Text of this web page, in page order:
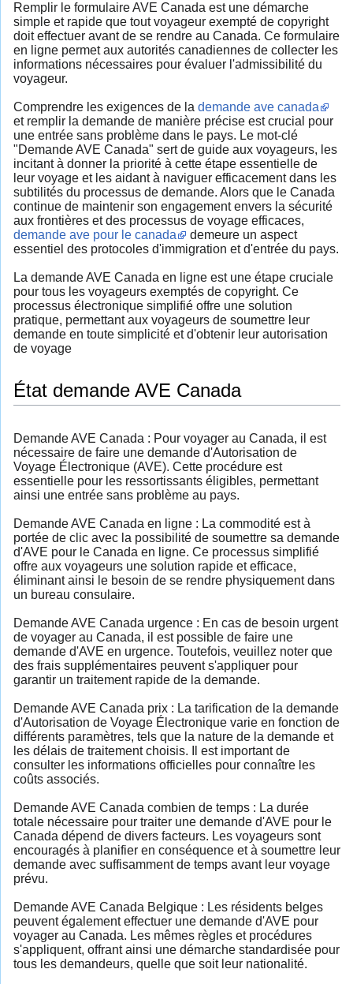
Remplir le formulaire AVE Canada est une démarche
simple et rapide que tout voyageur exempté de copyright
doit effectuer avant de se rendre au Canada. Ce formulaire
en ligne permet aux autorités canadiennes de collecter les
informations nécessaires pour évaluer l'admissibilité du
voyageur.
Comprendre les exigences de la demande ave canada
et remplir la demande de manière précise est crucial pour
une entrée sans problème dans le pays. Le mot-clé
"Demande AVE Canada" sert de guide aux voyageurs, les
incitant à donner la priorité à cette étape essentielle de
leur voyage et les aidant à naviguer efficacement dans les
subtilités du processus de demande. Alors que le Canada
continue de maintenir son engagement envers la sécurité
aux frontières et des processus de voyage efficaces,
demande ave pour le canada
demeure un aspect
essentiel des protocoles d'immigration et d'entrée du pays.
La demande AVE Canada en ligne est une étape cruciale
pour tous les voyageurs exemptés de copyright. Ce
processus électronique simplifié offre une solution
pratique, permettant aux voyageurs de soumettre leur
demande en toute simplicité et d'obtenir leur autorisation
de voyage
État demande AVE Canada
Demande AVE Canada : Pour voyager au Canada, il est
nécessaire de faire une demande d'Autorisation de
Voyage Électronique (AVE). Cette procédure est
essentielle pour les ressortissants éligibles, permettant
ainsi une entrée sans problème au pays.
Demande AVE Canada en ligne : La commodité est à
portée de clic avec la possibilité de soumettre sa demande
d'AVE pour le Canada en ligne. Ce processus simplifié
offre aux voyageurs une solution rapide et efficace,
éliminant ainsi le besoin de se rendre physiquement dans
un bureau consulaire.
Demande AVE Canada urgence : En cas de besoin urgent
de voyager au Canada, il est possible de faire une
demande d'AVE en urgence. Toutefois, veuillez noter que
des frais supplémentaires peuvent s'appliquer pour
garantir un traitement rapide de la demande.
Demande AVE Canada prix : La tarification de la demande
d'Autorisation de Voyage Électronique varie en fonction de
différents paramètres, tels que la nature de la demande et
les délais de traitement choisis. Il est important de
consulter les informations officielles pour connaître les
coûts associés.
Demande AVE Canada combien de temps : La durée
totale nécessaire pour traiter une demande d'AVE pour le
Canada dépend de divers facteurs. Les voyageurs sont
encouragés à planifier en conséquence et à soumettre leur
demande avec suffisamment de temps avant leur voyage
prévu.
Demande AVE Canada Belgique : Les résidents belges
peuvent également effectuer une demande d'AVE pour
voyager au Canada. Les mêmes règles et procédures
s'appliquent, offrant ainsi une démarche standardisée pour
tous les demandeurs, quelle que soit leur nationalité.